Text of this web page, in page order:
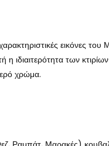
εικόνες του
των
χρώμα.